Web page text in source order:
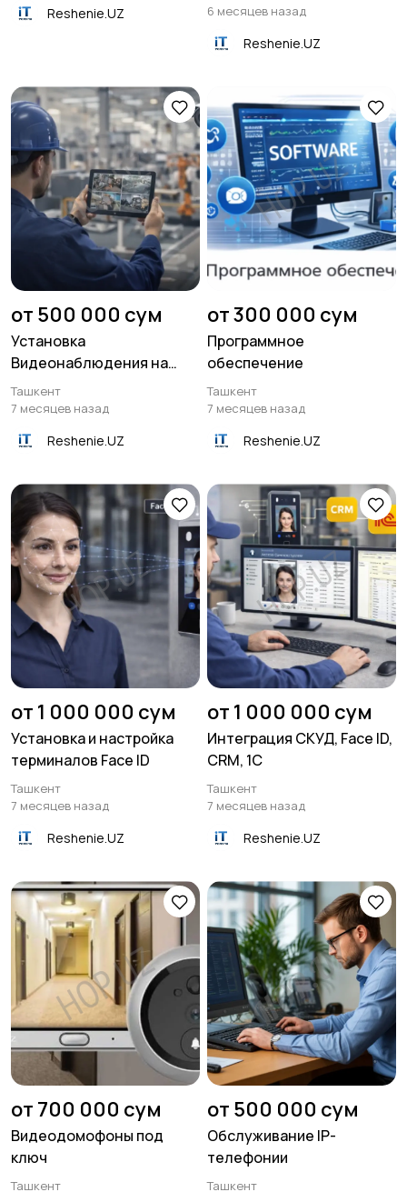
Reshenie.UZ
6 месяцев назад
Reshenie.UZ
от 500 000 сум
Установка
Видеонаблюдения на
производстве
Ташкент
7 месяцев назад
Reshenie.UZ
от 300 000 сум
Программное
обеспечение
Ташкент
7 месяцев назад
Reshenie.UZ
от 1 000 000 сум
Установка и настройка
терминалов Face ID
Ташкент
7 месяцев назад
Reshenie.UZ
от 1 000 000 сум
Интеграция СКУД, Face ID,
CRM, 1C
Ташкент
7 месяцев назад
Reshenie.UZ
от 700 000 сум
Видеодомофоны под
ключ
Ташкент
от 500 000 сум
Обслуживание IP-
телефонии
Ташкент